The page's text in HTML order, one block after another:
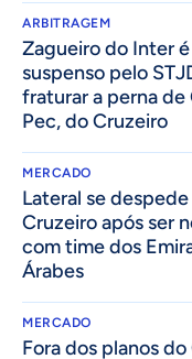
ARBITRAGEM
Zagueiro do Inter é
suspenso pelo
fraturar a perna de
Pec, do Cruzeiro
MERCADO
Lateral se
Cruzeiro após ser
com time dos
Árabes
MERCADO
Fora dos planos